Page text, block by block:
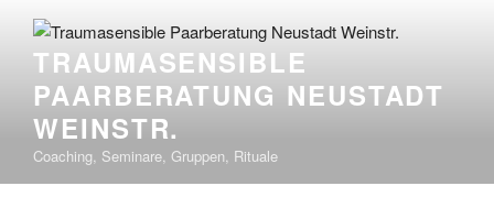
Inhalt
springenTRAUMASENSIBLE
PAARBERATUNG NEUSTADT
WEINSTR.
Coaching, Seminare, Gruppen, Rituale